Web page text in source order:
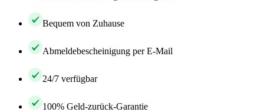
Bequem von Zuhause
Abmeldebescheinigung per E-Mail
24/7 verfügbar
100% Geld-zurück-Garantie